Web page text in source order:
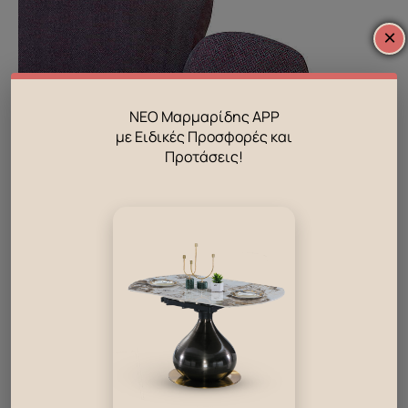
×
ΝΕΟ Μαρμαρίδης APP
με Ειδικές Προσφορές και
Προτάσεις!